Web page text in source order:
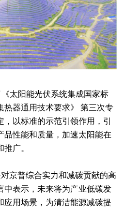
太阳能光伏系统集成国家标
热器通用技术要求》 第三次专
以标准的示范引领作用，引
品性能和质量，加速太阳能在
广。
京普综合实力和减碳贡献的高
中表示，未来将为产业低碳发
应用场景，为清洁能源减碳提